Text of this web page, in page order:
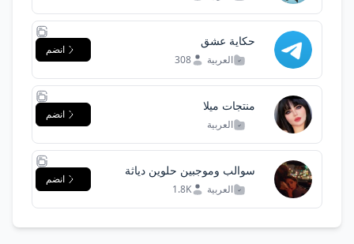
حكاية عشق
العربية 308
انضم
منتجات ميلا
العربية
انضم
سوالب وموجبين حلوين دياثة
سوريا لبنان العراق نيج
العربية 1.8K
انضم